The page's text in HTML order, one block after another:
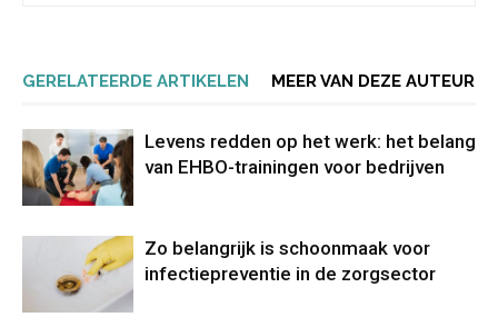
GERELATEERDE ARTIKELEN MEER VAN DEZE AUTEUR
Levens redden op het werk: het belang
van EHBO-trainingen voor bedrijven
Zo belangrijk is schoonmaak voor
infectiepreventie in de zorgsector